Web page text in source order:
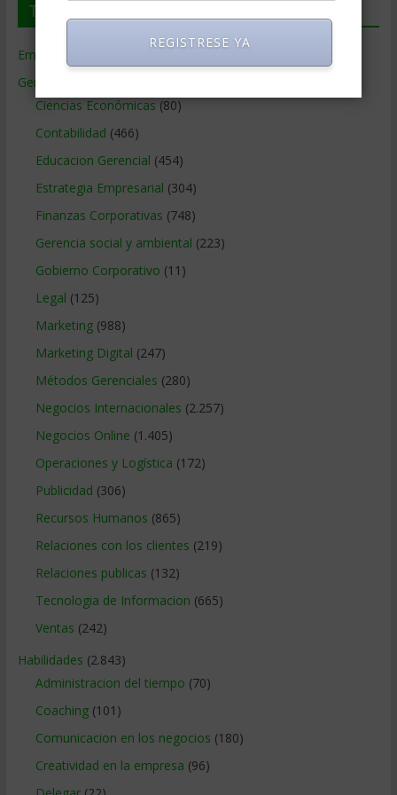
Temas de Gerencia
Empresas de Gerencia
Gerencia
Ciencias Económicas (80)
Contabilidad (466)
Educacion Gerencial (454)
Estrategia Empresarial (304)
Finanzas Corporativas (748)
Gerencia social y ambiental (223)
Gobierno Corporativo (11)
Legal (125)
Marketing(988)
Marketing Digital (247)
Métodos Gerenciales (280)
Negocios Internacionales (2.257)
Negocios Online (1.405)
Operaciones y Logística (172)
Publicidad (306)
Recursos Humanos (865)
Relaciones con los clientes (219)
Relaciones publicas (132)
Tecnologia de Informacion (665)
Ventas (242)
Habilidades (2.843)
Administracion del tiempo (70)
Coaching(101)
Comunicacion en los negocios (180)
Creatividad en la empresa (96)
REGISTRESE YA